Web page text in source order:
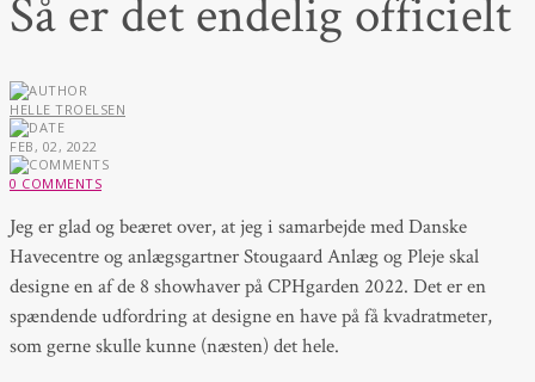
Så er det endelig officielt
HELLE TROELSEN
FEB, 02, 2022
0 COMMENTS
Jeg er glad og beæret over, at jeg i samarbejde med Danske
Havecentre og anlægsgartner Stougaard Anlæg og Pleje skal
designe en af de 8 showhaver på CPHgarden 2022. Det er en
spændende udfordring at designe en have på få kvadratmeter,
som gerne skulle kunne (næsten) det hele.